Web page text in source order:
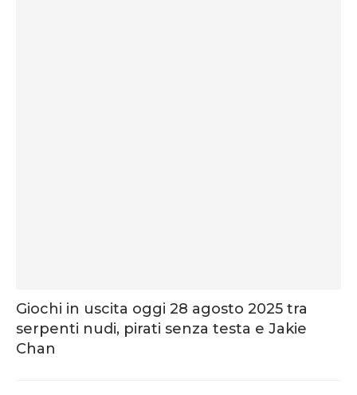
Giochi in uscita oggi 28 agosto 2025 tra
serpenti nudi, pirati senza testa e Jakie
Chan